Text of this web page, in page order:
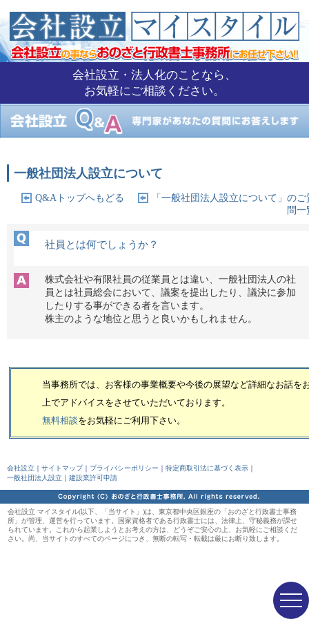
会社設立・法人化のことなら、
お気軽にご相談ください。
一般社団法人設立について
Q&Aトップへもどる
「一般社団法人設立について」のご
問一
社員とは何でしょうか？
株式会社や有限社員の従業員とは違い、一般社団法人の社
員とは社員総会において、議案を提出したり、議決に参加
したりする事ができる者を言います。
株主のような地位と思うと良いかもしれません。
当事務所では、お客様の事業概要や今後の展望など詳細なお話を
上でアドバイスをさせていただいております。
無料相談をお気軽にご利用下さい。
会社設立 ｜ サイトマップ｜ プライバシーポリシー ｜ 特定商取引法に基づく表示 ｜
一般社団法人設立 ｜ 建設業許可申請
会社設立 マイスタイル(以下、「当サイト」)は、東京都中央区銀座の「おのざと行政書士事務
所」が管理、運営を行っています。国家資格者である行政書士には、法律上、守秘義務が課せ
られています。これから起業しようとお考えの方は、どうぞご安心の上、お気軽にご相談くだ
さい。尚、当サイトのすべてのページにつき、無断の転写・転載は厳にお断り致します。